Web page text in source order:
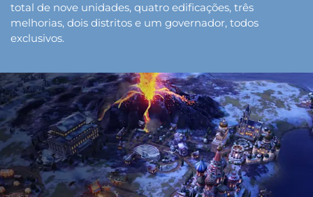
total de nove unidades, quatro edificações, três
melhorias, dois distritos e um governador, todos
exclusivos.